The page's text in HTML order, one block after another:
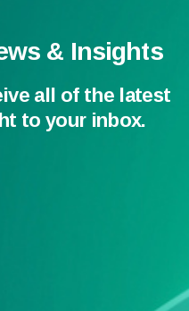
& Insights
all of the latest
to your inbox.